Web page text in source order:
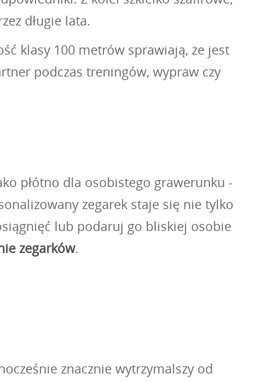
długie lata.
klasy 100 metrów sprawiają, że jest
podczas treningów, wypraw czy
płótno dla osobistego grawerunku -
zegarek staje się nie tylko
lub podaruj go bliskiej osobie
zegarków.
znacznie wytrzymalszy od